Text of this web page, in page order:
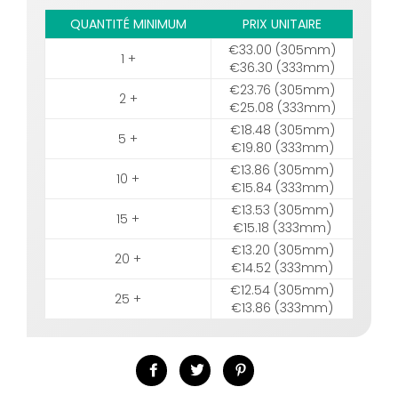
QUANTITÉ MINIMUM
PRIX UNITAIRE
1 +
€33.00 (305mm)
€36.30 (333mm)
2 +
€23.76 (305mm)
€25.08 (333mm)
5 +
€18.48 (305mm)
€19.80 (333mm)
10 +
€13.86 (305mm)
€15.84 (333mm)
15 +
€13.53 (305mm)
€15.18 (333mm)
20 +
€13.20 (305mm)
€14.52 (333mm)
25 +
€12.54 (305mm)
€13.86 (333mm)
PartagerTweeterÉpingler